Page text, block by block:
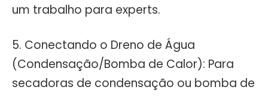
um trabalho para experts.
5. Conectando o Dreno de Água
(Condensação/Bomba de Calor): Para
secadoras de condensação ou bomba de